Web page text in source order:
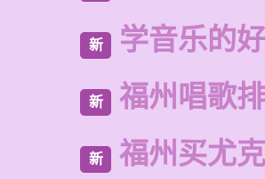
新 学音乐的
新 福州唱歌
新 福州买尤